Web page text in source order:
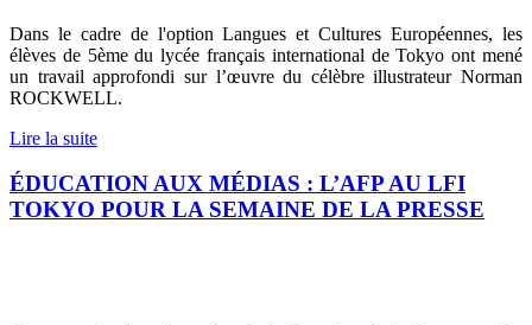
Dans le cadre de l'option Langues et Cultures Européennes, les
élèves de 5ème du lycée français international de Tokyo ont mené
un travail approfondi sur l’œuvre du célèbre illustrateur Norman
ROCKWELL.
Lire la suite
ÉDUCATION AUX MÉDIAS : L’AFP AU LFI
TOKYO POUR LA SEMAINE DE LA PRESSE